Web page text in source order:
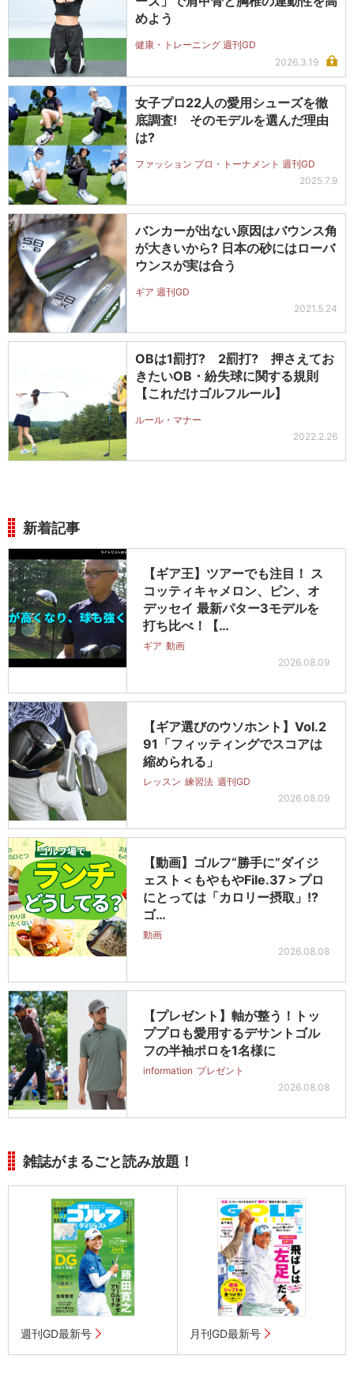
めよう
健康・トレーニング 週刊GD
2026.3.19
女子プロ22人の愛用シューズを徹
底調査! そのモデルを選んだ理由
は?
ファッション プロ・トーナメント 週刊GD
2025.7.9
バンカーが出ない原因はバウンス角
が大きいから? 日本の砂にはローバ
ウンスが実は合う
ギア 週刊GD
2021.5.24
OBは1罰打? 2罰打? 押さえてお
きたいOB・紛失球に関する規則
【これだけゴルフルール】
ルール・マナー
2022.2.26
新着記事
【ギア王】ツアーでも注目！ ス
コッティキャメロン、ピン、オ
デッセイ 最新パター3モデルを
打ち比べ！【…
ギア 動画
2026.08.09
【ギア選びのウソホント】Vol.2
91「フィッティングでスコアは
縮められる」
レッスン 練習法 週刊GD
2026.08.09
【動画】ゴルフ“勝手に”ダイジ
ェスト＜もやもやFile.37＞プロ
にとっては「カロリー摂取」!?
ゴ…
動画
2026.08.08
【プレゼント】軸が整う！トッ
ププロも愛用するデサントゴル
フの半袖ポロを1名様に
information プレゼント
2026.08.08
雑誌がまるごと読み放題！
週刊GD最新号 月刊GD最新号